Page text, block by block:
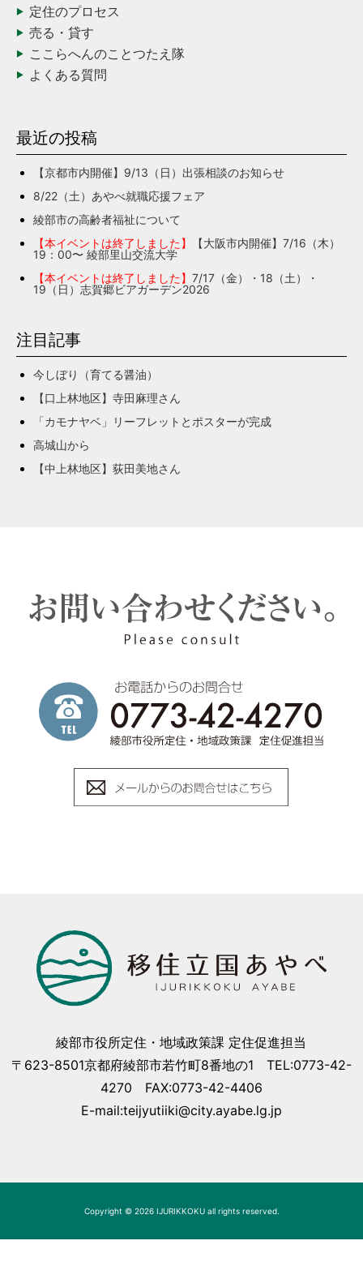
定住のプロセス
売る・貸す
ここらへんのことつたえ隊
よくある質問
最近の投稿
【京都市内開催】9/13（日）出張相談のお知らせ
8/22（土）あやべ就職応援フェア
綾部市の高齢者福祉について
【本イベントは終了しました】
【大阪市内開催】7/16（木）
19：00〜 綾部里山交流大学
【本イベントは終了しました】 7/17（金）・18（土）・
19（日）志賀郷ビアガーデン2026
注目記事
今しぼり（育てる醤油）
【口上林地区】寺田麻理さん
「カモナヤベ」リーフレットとポスターが完成
高城山から
【中上林地区】荻田美地さん
綾部市役所定住・地域政策課 定住促進担当
〒623-8501京都府綾部市若竹町8番地の1 TEL:0773-42-
4270 FAX:0773-42-4406
E-mail:teijyutiiki@city.ayabe.lg.jp
Copyright © 2026 IJURIKKOKU all rights reserved.